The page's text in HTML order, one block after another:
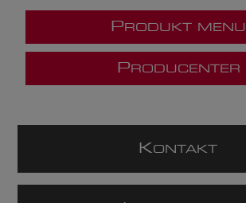
P RODUKT MENU
P RODUCENTER
KONTAKT